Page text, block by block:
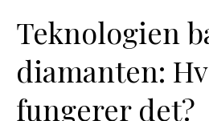
Teknologien
diamanten:
fungerer det?